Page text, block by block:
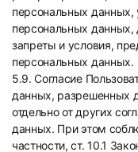
персональных данных,
персональных данных,
запреты и условия,
персональных данных.
5.9. Согласие
данных, разрешенных
отдельно от других
данных. При этом
частности, ст. 10.1